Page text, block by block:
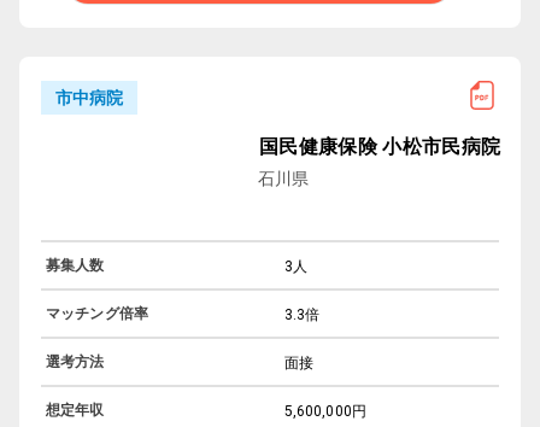
市中病院
国民健康保険 小松市民病院
石川県
募集人数 3人
マッチング倍率 3.3倍
選考方法 面接
想定年収 5,600,000円